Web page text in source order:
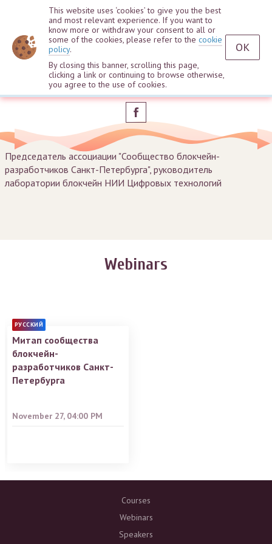
Dmitry Plakhov
Председатель ассоциации "Сообщество блокчейн-
разработчиков Санкт-Петербурга", руководитель
лаборатории блокчейн НИИ Цифровых технологий
Webinars
РУССКИЙ
Митап сообщества
блокчейн-
разработчиков Санкт-
Петербурга
November 27, 04:00 PM
Courses
Webinars
Speakers
This website uses ‘cookies’ to give you the best
and most relevant experience. If you want to
know more or withdraw your consent to all or
some of the cookies, please refer to the cookie
policy.
By closing this banner, scrolling this page,
clicking a link or continuing to browse otherwise,
you agree to the use of cookies.
OK